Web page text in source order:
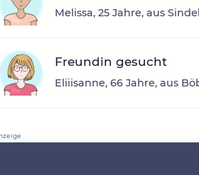
Melissa, 25 Jahre, aus
Freundin gesucht
Eliiisanne, 66 Jahre, aus